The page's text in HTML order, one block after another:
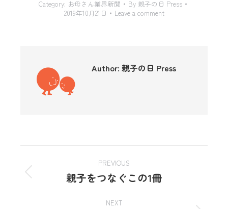
Category: お母さん業界新聞 By 親子の日 Press
2019年10月21日
Leave a comment
Author: 親子の日 Press
PREVIOUS
親子をつなぐこの1冊
NEXT